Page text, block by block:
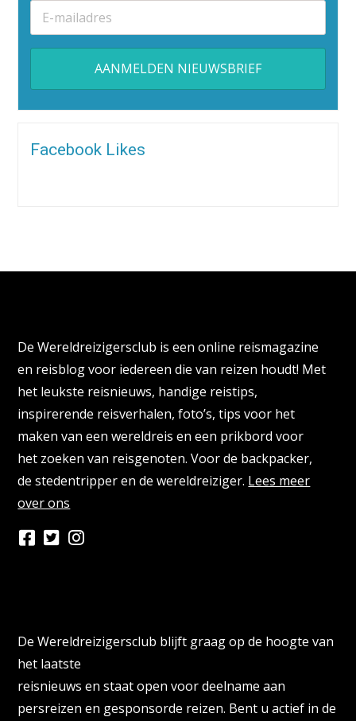
Alternative:
Facebook Likes
De Wereldreizigersclub is een online reismagazine
en reisblog voor iedereen die van reizen houdt! Met
het leukste reisnieuws, handige reistips,
inspirerende reisverhalen, foto’s, tips voor het
maken van een wereldreis en een prikbord voor
het zoeken van reisgenoten. Voor de backpacker,
de stedentripper en de wereldreiziger. Lees meer
over ons
De Wereldreizigersclub blijft graag op de hoogte van
het laatste
reisnieuws en staat open voor deelname aan
persreizen en gesponsorde reizen. Bent u actief in de